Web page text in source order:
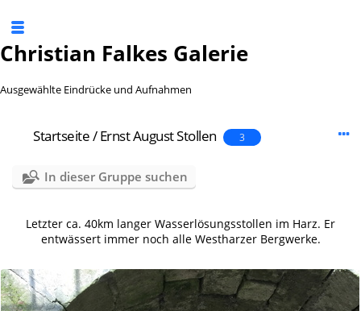
Christian Falkes Galerie
Ausgewählte Eindrücke und Aufnahmen
Startseite/Ernst August Stollen 3
In dieser Gruppe suchen
Letzter ca. 40km langer Wasserlösungsstollen im Harz. Er
entwässert immer noch alle Westharzer Bergwerke.